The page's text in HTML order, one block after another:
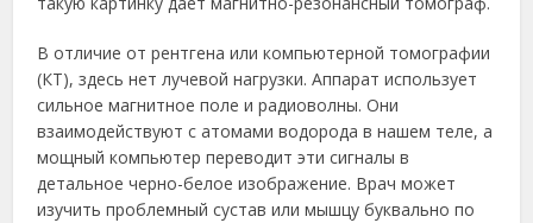
В отличие от рентгена или компьютерной томографии
(КТ), здесь нет лучевой нагрузки. Аппарат использует
сильное магнитное поле и радиоволны. Они
взаимодействуют с атомами водорода в нашем теле, а
мощный компьютер переводит эти сигналы в
детальное черно-белое изображение. Врач может
изучить проблемный сустав или мышцу буквально по